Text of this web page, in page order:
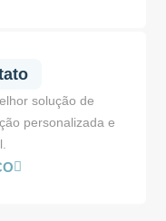
solução de
personalizada e